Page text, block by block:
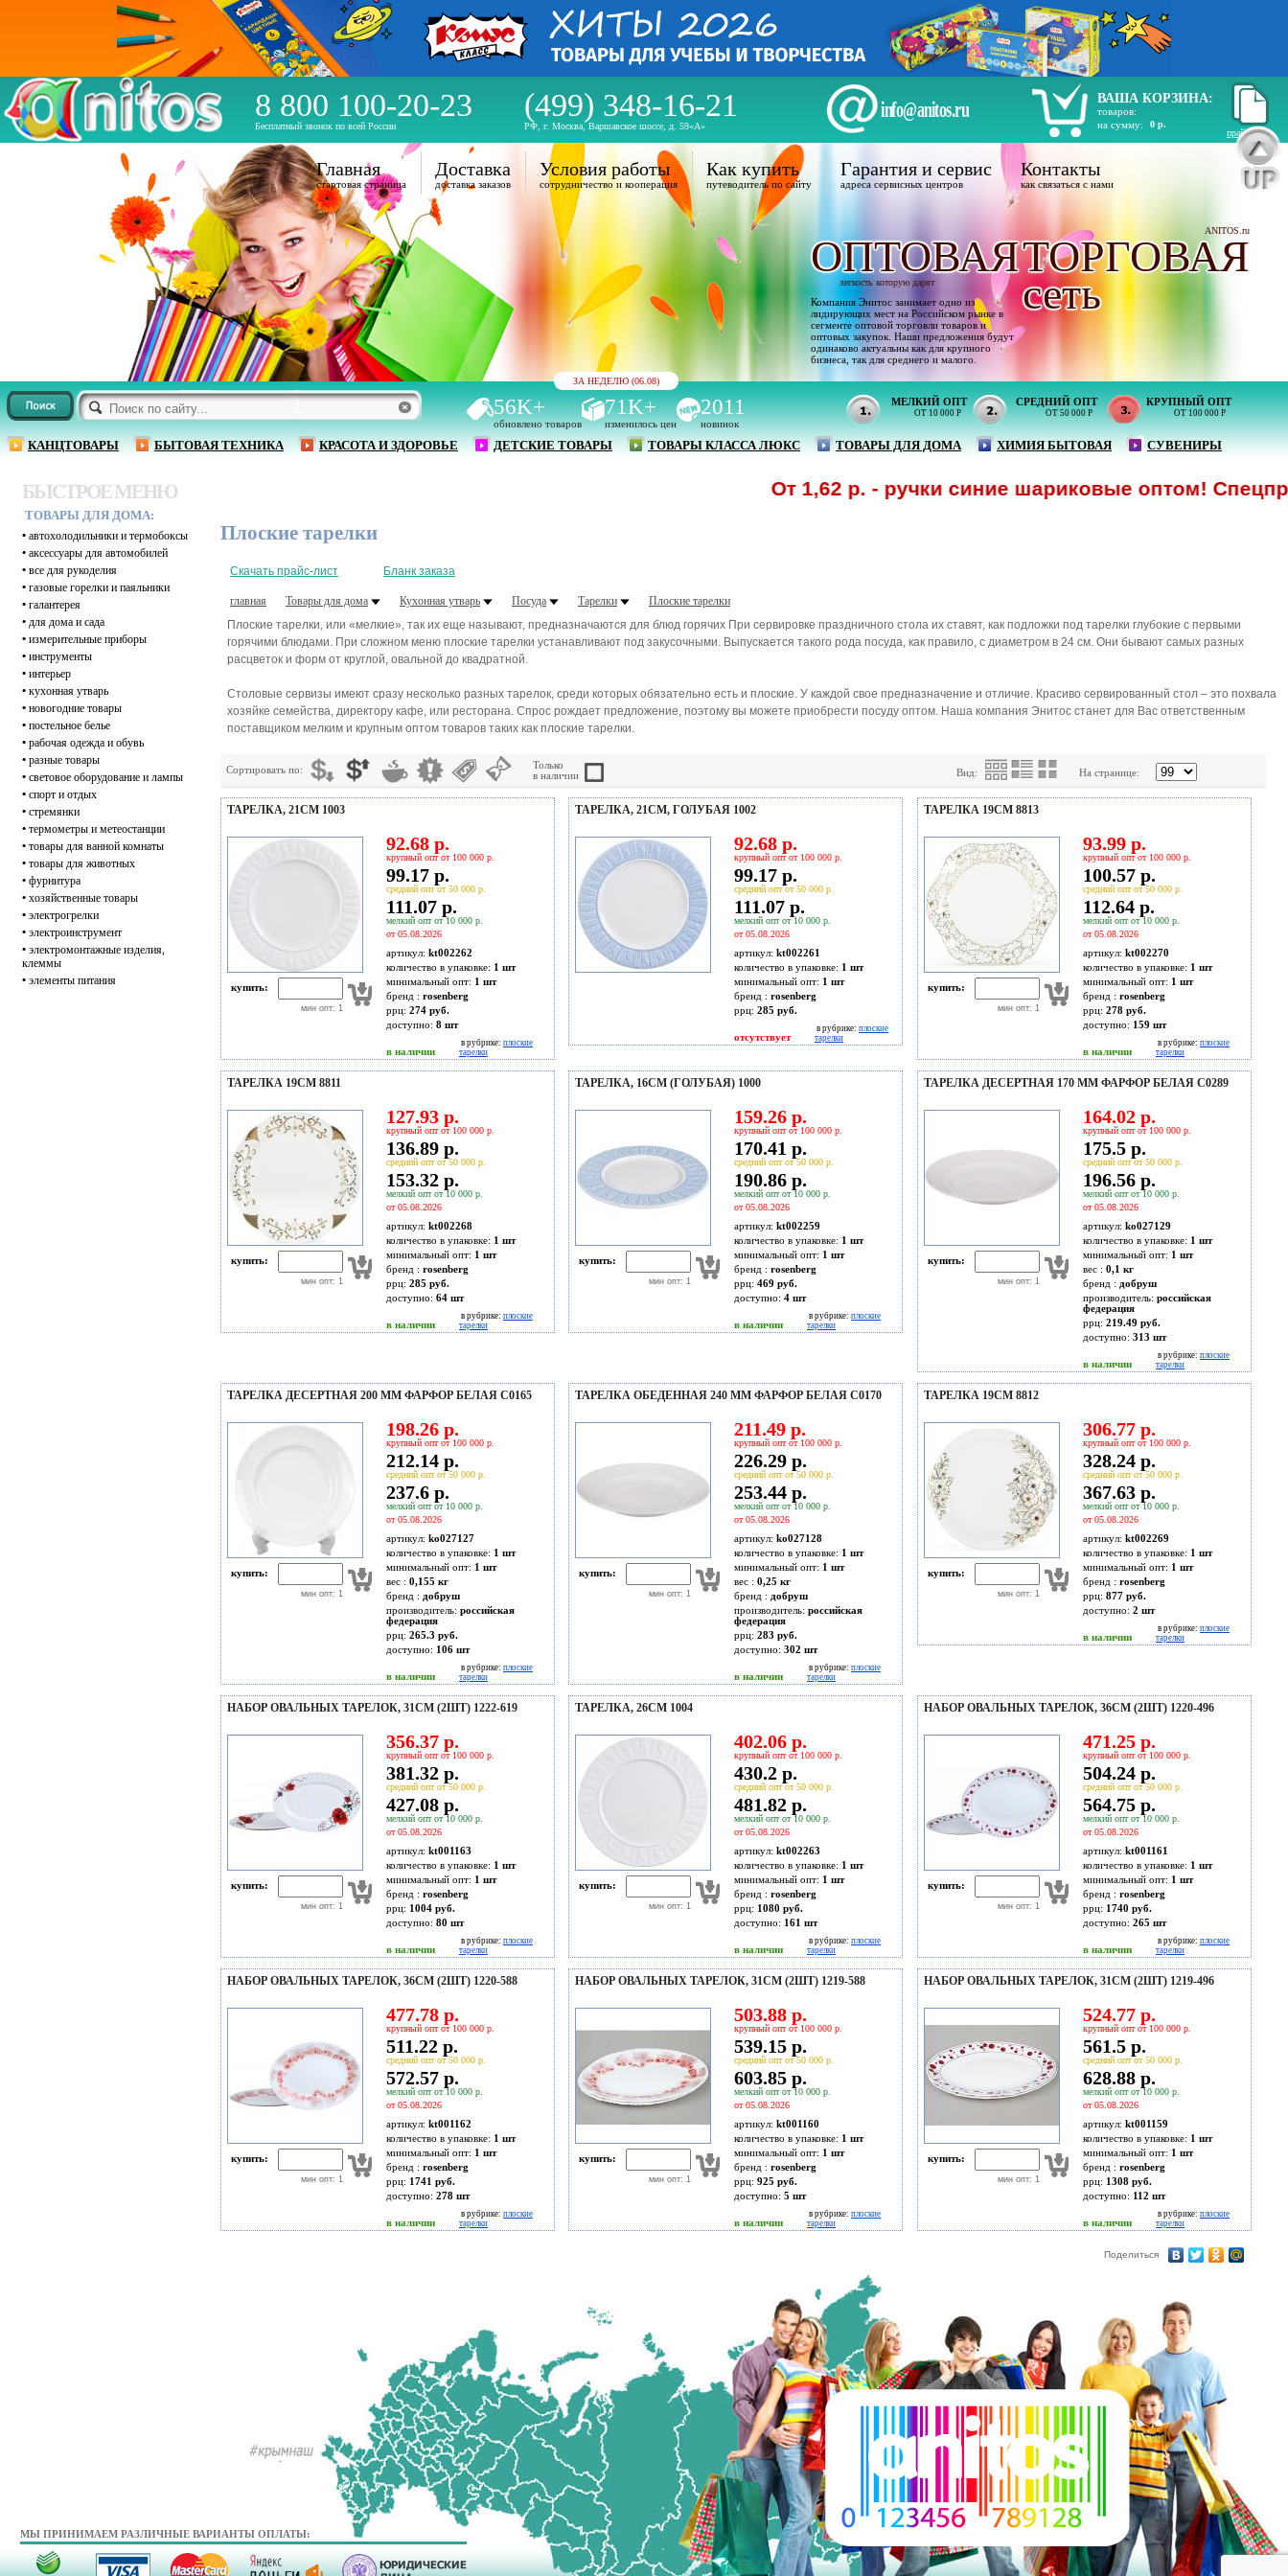
8 800 100-20-23
Бесплатный звонок по всей России
(499) 348-16-21
РФ, г. Москва, Варшавское шоссе, д. 59«А»
info@anitos.ru
ВАША КОРЗИНА:
товаров:
на сумму:
0 р.
прайс лист
ЗА НЕДЕЛЮ (06.08)
56K+
обновлено товаров
71K+
изменилось цен
2011
новинок
МЕЛКИЙ ОПТ
ОТ 10 000 Р
СРЕДНИЙ ОПТ
ОТ 50 000 Р
КРУПНЫЙ ОПТ
ОТ 100 000 Р
КАНЦТОВАРЫ БЫТОВАЯ ТЕХНИКА КРАСОТА И ЗДОРОВЬЕ ДЕТСКИЕ ТОВАРЫ ТОВАРЫ КЛАССА ЛЮКС ТОВАРЫ ДЛЯ ДОМА ХИМИЯ БЫТОВАЯ СУВЕНИРЫ
Главная
стартовая страница
Доставка
доставка заказов
Условия работы
сотрудничество и кооперация
Как купить
путеводитель по сайту
Гарантия и сервис
адреса сервисных центров
Контакты
как связаться с нами
ANITOS.ru
ОПТОВАЯТОРГОВАЯ
легкость которую дарят
Компания Энитос занимает одно из
лидирующих мест на Российском рынке в
сегменте оптовой торговли товаров и
оптовых закупок. Наши предложения будут
одинаково актуальны как для крупного
бизнеса, так для среднего и малого.
сеть
БЫСТРОЕ МЕНЮ
ТОВАРЫ ДЛЯ ДОМА:
• автохолодильники и термобоксы
• аксессуары для автомобилей
• все для рукоделия
• газовые горелки и паяльники
• галантерея
• для дома и сада
• измерительные приборы
• инструменты
• интерьер
• кухонная утварь
• новогодние товары
• постельное белье
• рабочая одежда и обувь
• разные товары
• световое оборудование и лампы
• спорт и отдых
• стремянки
• термометры и метеостанции
• товары для ванной комнаты
• товары для животных
• фурнитура
• хозяйственные товары
• электрогрелки
• электроинструмент
• электромонтажные изделия,
клеммы
• элементы питания
От 1,62 р. - ручки синие шариковые оптом!
Плоские тарелки
Скачать прайс-лист Бланк заказа
главная Товары для дома Кухонная утварь Посуда Тарелки
Плоские тарелки
Плоские тарелки, или «мелкие», так их еще называют, предназначаются для блюд горячих При сервировке праздничного стола их ставят, как подложки под тарелки глубокие с первыми
горячими блюдами. При сложном меню плоские тарелки устанавливают под закусочными. Выпускается такого рода посуда, как правило, с диаметром в 24 см. Они бывают самых разных
расцветок и форм от круглой, овальной до квадратной.
Столовые сервизы имеют сразу несколько разных тарелок, среди которых обязательно есть и плоские. У каждой свое предназначение и отличие. Красиво сервированный стол – это похвала
хозяйке семейства, директору кафе, или ресторана. Спрос рождает предложение, поэтому вы можете приобрести посуду оптом. Наша компания Энитос станет для Вас ответственным
поставщиком мелким и крупным оптом товаров таких как плоские тарелки.
Сортировать по:
Только
в наличии
Вид: На странице:
ТАРЕЛКА, 21СМ 1003
купить:
мин опт: 1
92.68 р.
крупный опт от 100 000 р.
99.17 р.
средний опт от 50 000 р.
111.07 р.
мелкий опт от 10 000 р.
от 05.08.2026
артикул: kt002262
количество в упаковке: 1 шт
минимальный опт: 1 шт
бренд : rosenberg
ррц: 274 руб.
доступно: 8 шт
в наличии
в рубрике: плоские
тарелки
ТАРЕЛКА, 21СМ, ГОЛУБАЯ 1002
92.68 р.
крупный опт от 100 000 р.
99.17 р.
средний опт от 50 000 р.
111.07 р.
мелкий опт от 10 000 р.
от 05.08.2026
артикул: kt002261
количество в упаковке: 1 шт
минимальный опт: 1 шт
бренд : rosenberg
ррц: 285 руб.
отсутствует
в рубрике: плоские
тарелки
ТАРЕЛКА 19СМ 8813
купить:
мин опт: 1
93.99 р.
крупный опт от 100 000 р.
100.57 р.
средний опт от 50 000 р.
112.64 р.
мелкий опт от 10 000 р.
от 05.08.2026
артикул: kt002270
количество в упаковке: 1 шт
минимальный опт: 1 шт
бренд : rosenberg
ррц: 278 руб.
доступно: 159 шт
в наличии
в рубрике: плоские
тарелки
ТАРЕЛКА 19СМ 8811
купить:
мин опт: 1
127.93 р.
крупный опт от 100 000 р.
136.89 р.
средний опт от 50 000 р.
153.32 р.
мелкий опт от 10 000 р.
от 05.08.2026
артикул: kt002268
количество в упаковке: 1 шт
минимальный опт: 1 шт
бренд : rosenberg
ррц: 285 руб.
доступно: 64 шт
в наличии
в рубрике: плоские
тарелки
ТАРЕЛКА, 16СМ (ГОЛУБАЯ) 1000
купить:
мин опт: 1
159.26 р.
крупный опт от 100 000 р.
170.41 р.
средний опт от 50 000 р.
190.86 р.
мелкий опт от 10 000 р.
от 05.08.2026
артикул: kt002259
количество в упаковке: 1 шт
минимальный опт: 1 шт
бренд : rosenberg
ррц: 469 руб.
доступно: 4 шт
в наличии
в рубрике: плоские
тарелки
ТАРЕЛКА ДЕСЕРТНАЯ 170 ММ ФАРФОР БЕЛАЯ C0289
купить:
мин опт: 1
164.02 р.
крупный опт от 100 000 р.
175.5 р.
средний опт от 50 000 р.
196.56 р.
мелкий опт от 10 000 р.
от 05.08.2026
артикул: ko027129
количество в упаковке: 1 шт
минимальный опт: 1 шт
вес : 0,1 кг
бренд : добруш
производитель: российская
федерация
ррц: 219.49 руб.
доступно: 313 шт
в наличии
в рубрике: плоские
тарелки
ТАРЕЛКА ДЕСЕРТНАЯ 200 ММ ФАРФОР БЕЛАЯ C0165
купить:
мин опт: 1
198.26 р.
крупный опт от 100 000 р.
212.14 р.
средний опт от 50 000 р.
237.6 р.
мелкий опт от 10 000 р.
от 05.08.2026
артикул: ko027127
количество в упаковке: 1 шт
минимальный опт: 1 шт
вес : 0,155 кг
бренд : добруш
производитель: российская
федерация
ррц: 265.3 руб.
доступно: 106 шт
в наличии
в рубрике: плоские
тарелки
ТАРЕЛКА ОБЕДЕННАЯ 240 ММ ФАРФОР БЕЛАЯ C0170
купить:
мин опт: 1
211.49 р.
крупный опт от 100 000 р.
226.29 р.
средний опт от 50 000 р.
253.44 р.
мелкий опт от 10 000 р.
от 05.08.2026
артикул: ko027128
количество в упаковке: 1 шт
минимальный опт: 1 шт
вес : 0,25 кг
бренд : добруш
производитель: российская
федерация
ррц: 283 руб.
доступно: 302 шт
в наличии
в рубрике: плоские
тарелки
ТАРЕЛКА 19СМ 8812
купить:
мин опт: 1
306.77 р.
крупный опт от 100 000 р.
328.24 р.
средний опт от 50 000 р.
367.63 р.
мелкий опт от 10 000 р.
от 05.08.2026
артикул: kt002269
количество в упаковке: 1 шт
минимальный опт: 1 шт
бренд : rosenberg
ррц: 877 руб.
доступно: 2 шт
в наличии
в рубрике: плоские
тарелки
НАБОР ОВАЛЬНЫХ ТАРЕЛОК, 31СМ (2ШТ) 1222-619
купить:
мин опт: 1
356.37 р.
крупный опт от 100 000 р.
381.32 р.
средний опт от 50 000 р.
427.08 р.
мелкий опт от 10 000 р.
от 05.08.2026
артикул: kt001163
количество в упаковке: 1 шт
минимальный опт: 1 шт
бренд : rosenberg
ррц: 1004 руб.
доступно: 80 шт
в наличии
в рубрике: плоские
тарелки
ТАРЕЛКА, 26СМ 1004
купить:
мин опт: 1
402.06 р.
крупный опт от 100 000 р.
430.2 р.
средний опт от 50 000 р.
481.82 р.
мелкий опт от 10 000 р.
от 05.08.2026
артикул: kt002263
количество в упаковке: 1 шт
минимальный опт: 1 шт
бренд : rosenberg
ррц: 1080 руб.
доступно: 161 шт
в наличии
в рубрике: плоские
тарелки
НАБОР ОВАЛЬНЫХ ТАРЕЛОК, 36СМ (2ШТ) 1220-496
купить:
мин опт: 1
471.25 р.
крупный опт от 100 000 р.
504.24 р.
средний опт от 50 000 р.
564.75 р.
мелкий опт от 10 000 р.
от 05.08.2026
артикул: kt001161
количество в упаковке: 1 шт
минимальный опт: 1 шт
бренд : rosenberg
ррц: 1740 руб.
доступно: 265 шт
в наличии
в рубрике: плоские
тарелки
НАБОР ОВАЛЬНЫХ ТАРЕЛОК, 36СМ (2ШТ) 1220-588
купить:
мин опт: 1
477.78 р.
крупный опт от 100 000 р.
511.22 р.
средний опт от 50 000 р.
572.57 р.
мелкий опт от 10 000 р.
от 05.08.2026
артикул: kt001162
количество в упаковке: 1 шт
минимальный опт: 1 шт
бренд : rosenberg
ррц: 1741 руб.
доступно: 278 шт
в наличии
в рубрике: плоские
тарелки
НАБОР ОВАЛЬНЫХ ТАРЕЛОК, 31СМ (2ШТ) 1219-588
купить:
мин опт: 1
503.88 р.
крупный опт от 100 000 р.
539.15 р.
средний опт от 50 000 р.
603.85 р.
мелкий опт от 10 000 р.
от 05.08.2026
артикул: kt001160
количество в упаковке: 1 шт
минимальный опт: 1 шт
бренд : rosenberg
ррц: 925 руб.
доступно: 5 шт
в наличии
в рубрике: плоские
тарелки
НАБОР ОВАЛЬНЫХ ТАРЕЛОК, 31СМ (2ШТ) 1219-496
купить:
мин опт: 1
524.77 р.
крупный опт от 100 000 р.
561.5 р.
средний опт от 50 000 р.
628.88 р.
мелкий опт от 10 000 р.
от 05.08.2026
артикул: kt001159
количество в упаковке: 1 шт
минимальный опт: 1 шт
бренд : rosenberg
ррц: 1308 руб.
доступно: 112 шт
в наличии
в рубрике: плоские
тарелки
Поделиться
МЫ ПРИНИМАЕМ РАЗЛИЧНЫЕ ВАРИАНТЫ ОПЛАТЫ: